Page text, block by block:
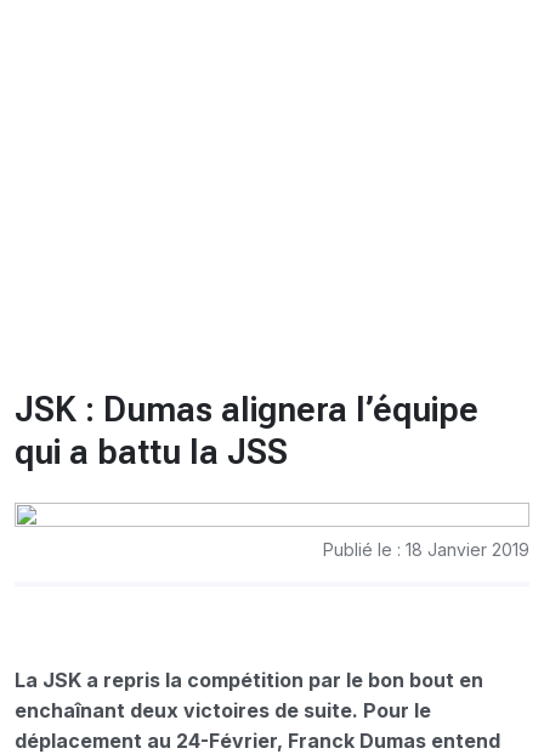
JSK : Dumas alignera l’équipe
qui a battu la JSS
Publié le : 18 Janvier 2019
La JSK a repris la compétition par le bon bout en
enchaînant deux victoires de suite. Pour le
déplacement au 24-Février, Franck Dumas entend